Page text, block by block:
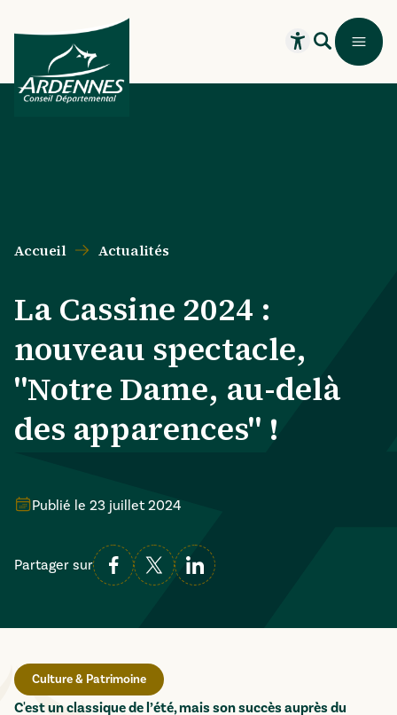
Recherche
Ouvrir leMenu
Accueil Actualités
La Cassine 2024 :
nouveau spectacle,
"Notre Dame, au-delà
des apparences" !
Publié le 23 juillet 2024
Partager sur
Culture & Patrimoine
C'est un classique de l’été, mais son succès auprès du